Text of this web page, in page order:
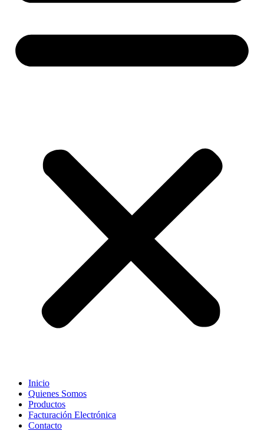
Inicio
Quienes Somos
Productos
Facturación Electrónica
Contacto